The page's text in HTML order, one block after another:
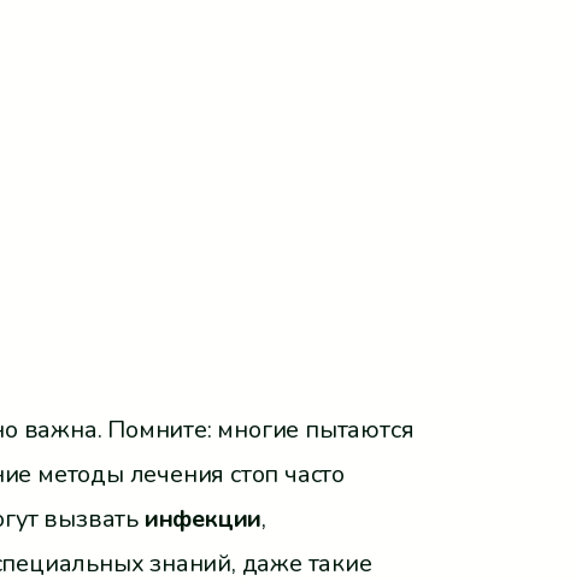
важна. Помните: многие пытаются
методы лечения стоп часто
вызвать инфекции,
знаний, даже такие